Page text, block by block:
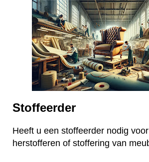
Stoffeerder
Heeft u een stoffeerder nodig
herstofferen of stoffering van